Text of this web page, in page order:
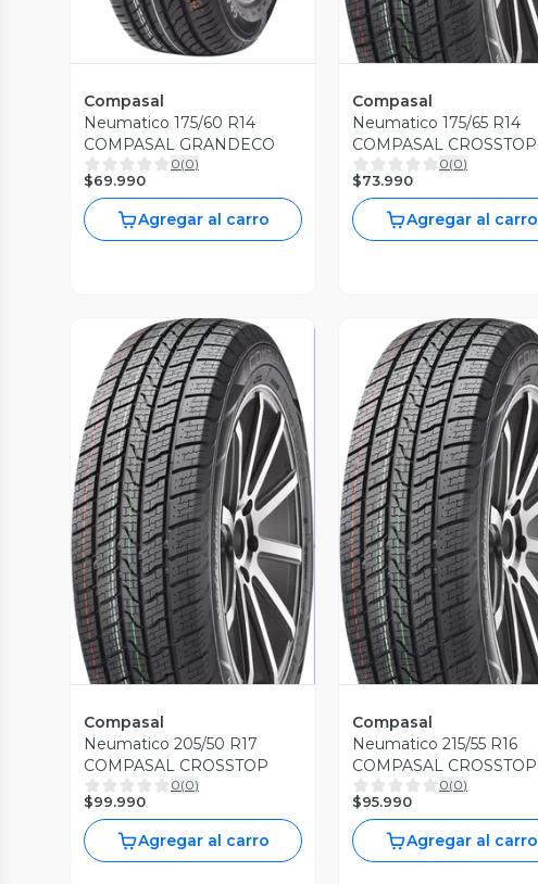
Compasal
Neumatico 175/60 R14
COMPASAL GRANDECO
0(0)
$69.990
Agregar al carro
Compasal
Neumatico 175/65 R14
COMPASAL CROSSTOP
0(0)
$73.990
Agregar al carro
Vista Previa
Compasal
Neumatico 205/50 R17
COMPASAL CROSSTOP
0(0)
$99.990
Agregar al carro
Vista Previa
Compasal
Neumatico 215/55 R16
COMPASAL CROSSTOP
0(0)
$95.990
Agregar al carro